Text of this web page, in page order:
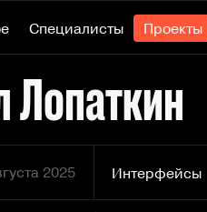
Специалисты Проекты
Лопаткин
2025 Интерфейсы